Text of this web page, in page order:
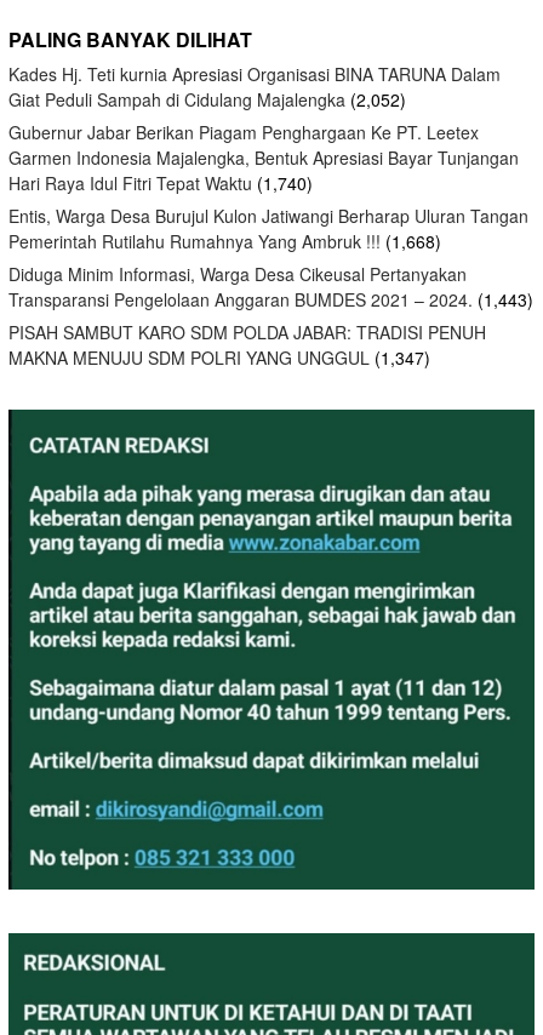
PALING BANYAK DILIHAT
Kades Hj. Teti kurnia Apresiasi Organisasi BINA TARUNA Dalam
Giat Peduli Sampah di Cidulang Majalengka (2,052)
Gubernur Jabar Berikan Piagam Penghargaan Ke PT. Leetex
Garmen Indonesia Majalengka, Bentuk Apresiasi Bayar Tunjangan
Hari Raya Idul Fitri Tepat Waktu (1,740)
Entis, Warga Desa Burujul Kulon Jatiwangi Berharap Uluran Tangan
Pemerintah Rutilahu Rumahnya Yang Ambruk !!! (1,668)
Diduga Minim Informasi, Warga Desa Cikeusal Pertanyakan
Transparansi Pengelolaan Anggaran BUMDES 2021 – 2024. (1,443)
PISAH SAMBUT KARO SDM POLDA JABAR: TRADISI PENUH
MAKNA MENUJU SDM POLRI YANG UNGGUL (1,347)